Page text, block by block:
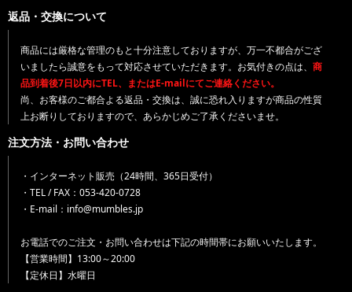
返品・交換について
商品には厳格な管理のもと十分注意しておりますが、万一不都合がござ
いましたら誠意をもって対応させていただきます。お気付きの点は、 商
品到着後7日以内にTEL、またはE-mailにてご連絡ください。
尚、お客様のご都合よる返品・交換は、誠に恐れ入りますが商品の性質
上お断りしておりますので、あらかじめご了承くださいませ。
注文方法・お問い合わせ
・インターネット販売（24時間、365日受付）
・TEL / FAX：053-420-0728
・E-mail：info@mumbles.jp
お電話でのご注文・お問い合わせは下記の時間帯にお願いいたします。
【営業時間】13:00～20:00
【定休日】水曜日